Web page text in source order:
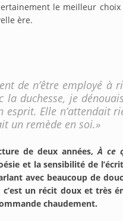
le meilleur
ère.
de n’être employé à
la duchesse, je
esprit. Elle n’attendait
un remède en soi.»
de deux années,À ce
et la sensibilité de
avec beaucoup de
c’est un récit doux et très
chaudement.